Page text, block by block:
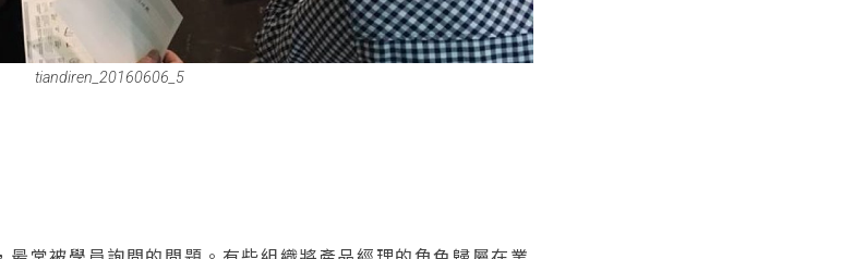
tiandiren_20160606_5